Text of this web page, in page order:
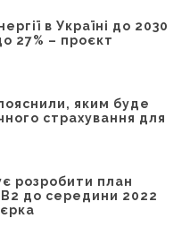
в Україні до 2030
27% – проєкт
яким буде
страхування для
розробити план
до середини 2022